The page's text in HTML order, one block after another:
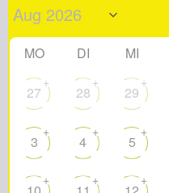
MO DI MI
27
+
28
+
29
+
3
+
4
+
5
+
+ + +